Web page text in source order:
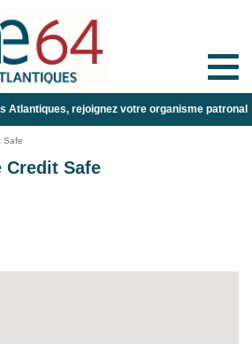
Toggle
Atlantiques, rejoignez votre organisme patronal
Safe
Credit Safe